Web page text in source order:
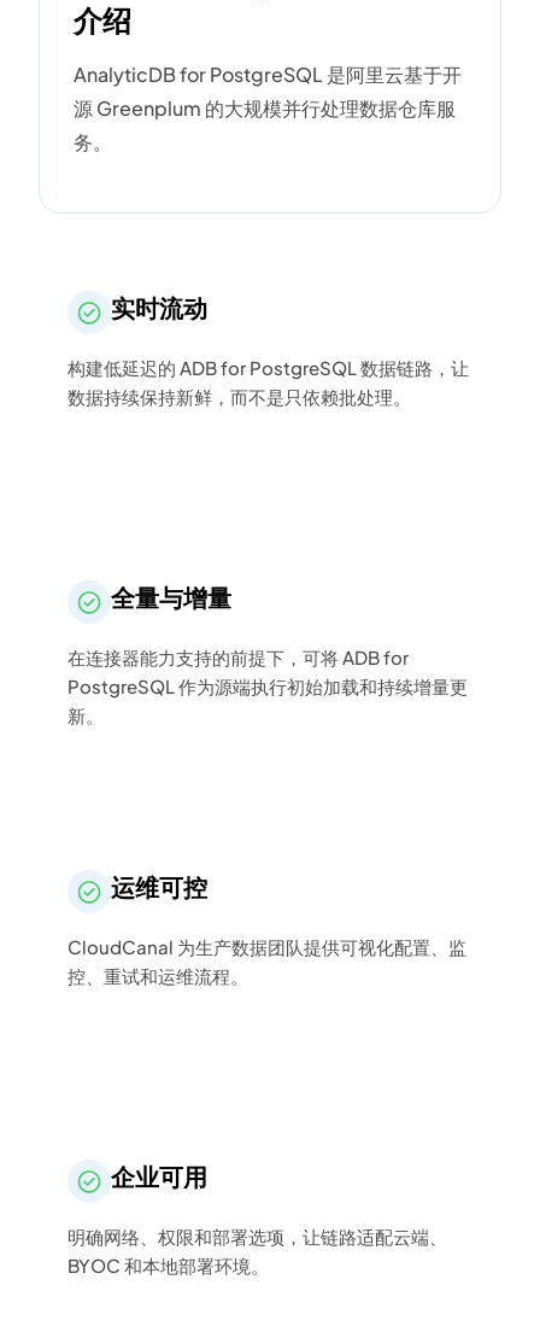
介绍
AnalyticDB for PostgreSQL 是阿里云基于开
源 Greenplum 的大规模并行处理数据仓库服
务。
实时流动
构建低延迟的 ADB for PostgreSQL 数据链路，让
数据持续保持新鲜，而不是只依赖批处理。
全量与增量
在连接器能力支持的前提下，可将 ADB for
PostgreSQL 作为源端执行初始加载和持续增量更
新。
运维可控
CloudCanal 为生产数据团队提供可视化配置、监
控、重试和运维流程。
企业可用
明确网络、权限和部署选项，让链路适配云端、
BYOC 和本地部署环境。